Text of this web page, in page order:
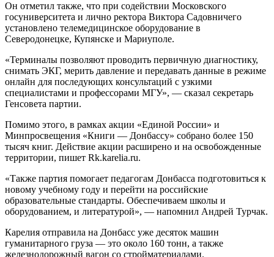
Он отметил также, что при содействии Московского
госуниверситета и лично ректора Виктора Садовничего
установлено телемедицинское оборудование в
Северодонецке, Купянске и Мариуполе.
«Терминалы позволяют проводить первичную диагностику,
снимать ЭКГ, мерить давление и передавать данные в режиме
онлайн для последующих консультаций с узкими
специалистами и профессорами МГУ», — сказал секретарь
Генсовета партии.
Помимо этого, в рамках акции «Единой России» и
Минпросвещения «Книги — Донбассу» собрано более 150
тысяч книг. Действие акции расширено и на освобожденные
территории, пишет Rk.karelia.ru.
«Также партия помогает педагогам Донбасса подготовиться к
новому учебному году и перейти на российские
образовательные стандарты. Обеспечиваем школы и
оборудованием, и литературой», — напомнил Андрей Турчак.
Карелия отправила на Донбасс уже десяток машин
гуманитарного груза — это около 160 тонн, а также
железнодорожный вагон со стройматериалами.